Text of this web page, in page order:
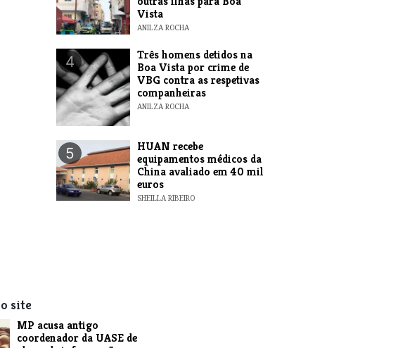
Vista
ANILZA ROCHA
4
Três homens detidos na
Boa Vista por crime de
VBG contra as respetivas
companheiras
ANILZA ROCHA
5
HUAN recebe
equipamentos médicos da
China avaliado em 40 mil
euros
SHEILLA RIBEIRO
site
MP acusa antigo
coordenador da UASE de